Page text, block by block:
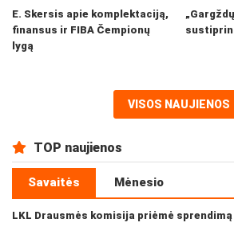
E. Skersis apie komplektaciją,
finansus ir FIBA Čempionų
lygą
VISOS NAUJIENOS
TOP naujienos
Savaitės Mėnesio